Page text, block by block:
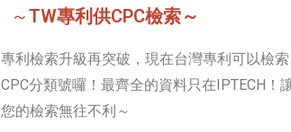
～TW專利供CPC檢索～
專利檢索升級再突破，現在台灣專利可以檢索
CPC分類號囉！最齊全的資料只在IPTECH！
您的檢索無往不利～